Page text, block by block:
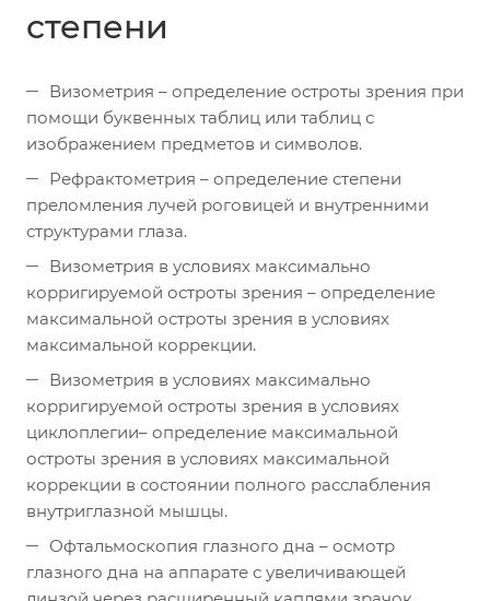
степени
Визометрия – определение остроты зрения при
помощи буквенных таблиц или таблиц с
изображением предметов и символов.
Рефрактометрия – определение степени
преломления лучей роговицей и внутренними
структурами глаза.
Визометрия в условиях максимально
корригируемой остроты зрения – определение
максимальной остроты зрения в условиях
максимальной коррекции.
Визометрия в условиях максимально
корригируемой остроты зрения в условиях
циклоплегии– определение максимальной
остроты зрения в условиях максимальной
коррекции в состоянии полного расслабления
внутриглазной мышцы.
Офтальмоскопия глазного дна – осмотр
глазного дна на аппарате с увеличивающей